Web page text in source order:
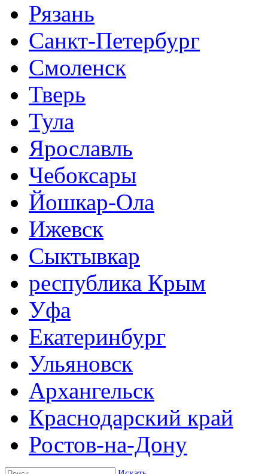
Рязань
Санкт-Петербург
Смоленск
Тверь
Тула
Ярославль
Чебоксары
Йошкар-Ола
Ижевск
Сыктывкар
республика Крым
Уфа
Екатеринбург
Ульяновск
Архангельск
Краснодарский край
Ростов-на-Дону